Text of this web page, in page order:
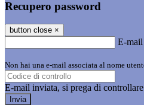
Recupero password
button close ×
E-mail
Non hai una e-mail associata al nome
E-mail inviata, si prega di